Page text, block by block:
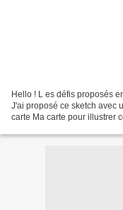
Hello ! L es défis proposés
J'ai proposé ce sketch avec
carte Ma carte pour illustrer